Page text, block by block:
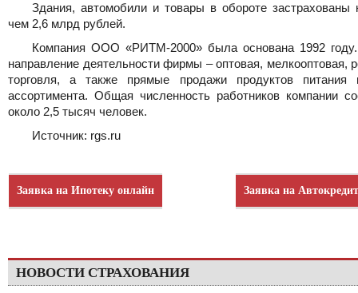
Здания, автомобили и товары в обороте застрахованы
чем 2,6 млрд рублей.
Компания ООО «РИТМ-2000» была основана 1992 году.
направление деятельности фирмы – оптовая, мелкооптовая,
торговля, а также прямые продажи продуктов питания
ассортимента. Общая численность работников компании
около 2,5 тысяч человек.
Источник: rgs.ru
Заявка на Ипотеку онлайн Заявка на
НОВОСТИ СТРАХОВАНИЯ